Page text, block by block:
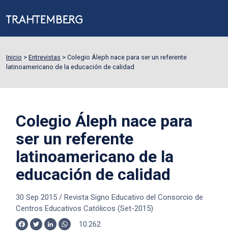
Inicio > Entrevistas > Colegio Áleph nace para ser un referente
latinoamericano de la educación de calidad
Colegio Áleph nace para
ser un referente
latinoamericano de la
educación de calidad
30 Sep 2015/ Revista Signo Educativo del Consorcio de
Centros Educativos Católicos (Set-2015)
Facebook
TwitterLinkedInWhatsApp
10.262